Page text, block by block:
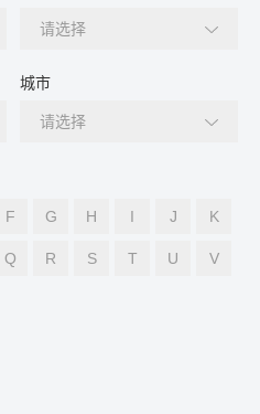
请选择
城市
请选择
F G H I J K
Q R S T U V